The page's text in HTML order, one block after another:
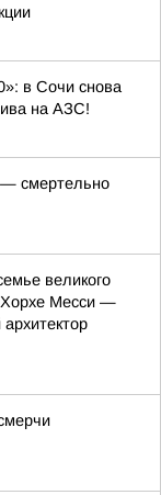
в Сочи снова
на АЗС!
смертельно
великого
Месси —